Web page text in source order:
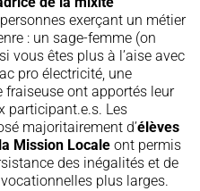
exerçant un métier
: un sage-femme (on
vous êtes plus à l’aise avec
pro électricité, une
fraiseuse ont apportés leur
participant.e.s. Les
majoritairement d’élèves
Mission Localeont permis
des inégalités et de
plus larges.